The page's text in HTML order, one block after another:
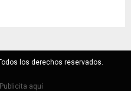
los derechos reservados.
Publicita aquí